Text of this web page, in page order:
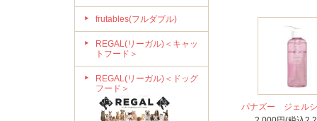
frutables(フルダブル)
REGAL(リーガル)＜キャッ
トフード＞
REGAL(リーガル)＜ドッグ
フード＞
パナズー ジェル